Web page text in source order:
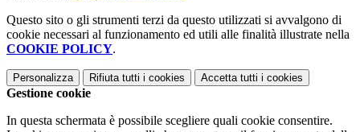
Questo sito o gli strumenti terzi da questo utilizzati si avvalgono di
cookie necessari al funzionamento ed utili alle finalità illustrate nella
COOKIE POLICY.
Personalizza Rifiuta tutti i cookies Accetta tutti i cookies
Gestione cookie
In questa schermata è possibile scegliere quali cookie consentire.